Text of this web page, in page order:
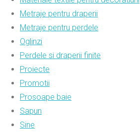
Metraje pentru draperii
Metraje pentru perdele
Oglinzi
Perdele si draperii finite
Proiecte
Promotii
Prosoape baie
Sapun
Sine